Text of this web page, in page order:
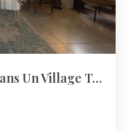
Maison Ancienne Rénovée Dans Un Village Toutes Commodités